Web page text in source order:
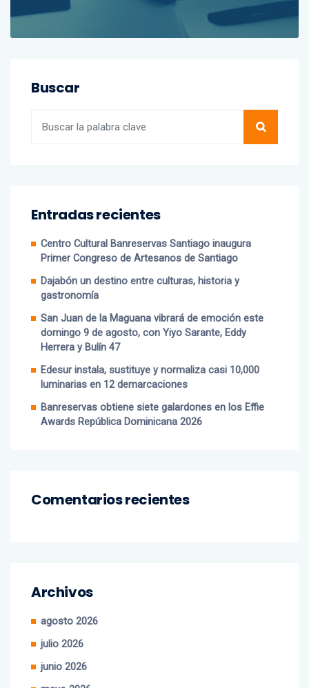
Primer Congreso de Artesanos de Santiago
Dajabón un destino entre culturas, historia y
gastronomía
San Juan de la Maguana vibrará de emoción este
domingo 9 de agosto, con Yiyo Sarante, Eddy
Herrera y Bulín 47
Edesur instala, sustituye y normaliza casi 10,000
luminarias en 12 demarcaciones
Awards República Dominicana 2026
julio 2026
junio 2026
mayo 2026